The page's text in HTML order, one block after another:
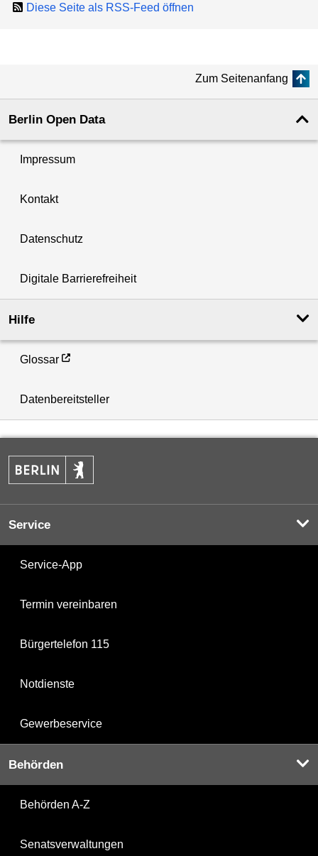
Diese Seite als RSS-Feed öffnen
Zum Seitenanfang
Berlin Open Data
Impressum
Kontakt
Datenschutz
Digitale Barrierefreiheit
Hilfe
Glossar
Datenbereitsteller
Service
Service-App
Termin vereinbaren
Bürgertelefon 115
Notdienste
Gewerbeservice
Behörden
Behörden A-Z
Senatsverwaltungen